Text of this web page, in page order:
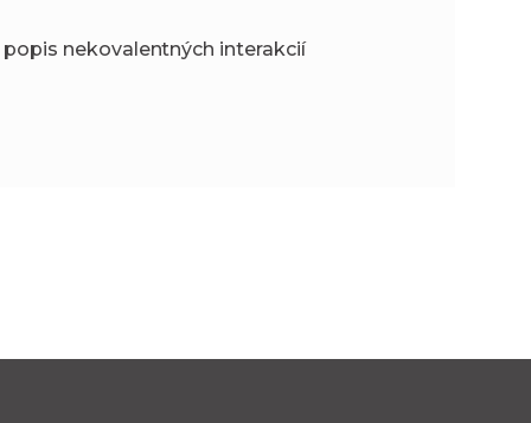
nekovalentných interakcií